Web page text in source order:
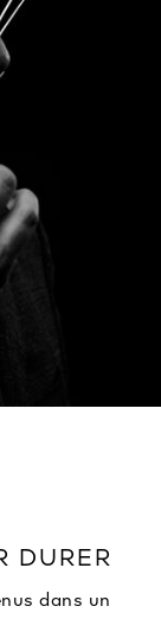
DURER
dans un